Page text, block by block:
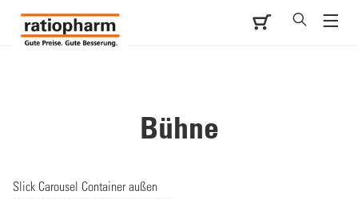
Bühne
Slick Carousel Container außen